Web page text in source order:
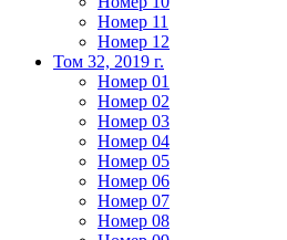
Номер 11
Номер 12
Том 32, 2019 г.
Номер 01
Номер 02
Номер 03
Номер 04
Номер 05
Номер 06
Номер 07
Номер 08